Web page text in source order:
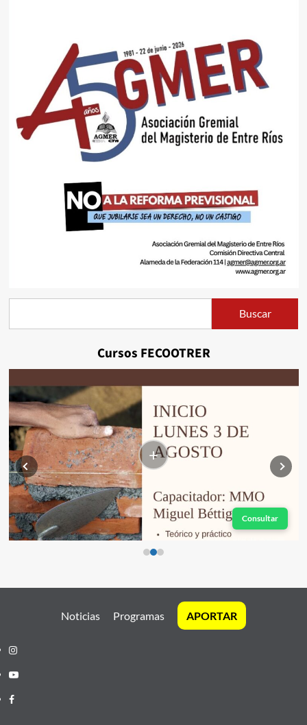
Buscar
Cursos FECOOTRER
+
Consultar
Noticias Programas APORTAR
Instagram
Youtube
Facebook